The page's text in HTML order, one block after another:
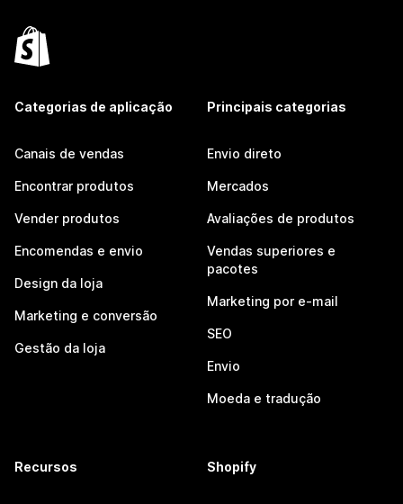
Categorias de aplicação
Canais de vendas
Encontrar produtos
Vender produtos
Encomendas e envio
Design da loja
Marketing e conversão
Gestão da loja
Principais categorias
Envio direto
Mercados
Avaliações de produtos
Vendas superiores e
pacotes
Marketing por e-mail
SEO
Envio
Moeda e tradução
Recursos Shopify